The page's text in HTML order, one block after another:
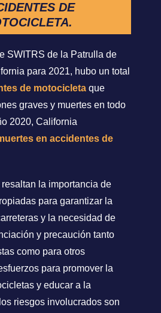
DE
SWITRS de la Patrulla de
para 2021, hubo un total
de motocicleta que
graves y muertes en todo
2020, California
en accidentes de
la importancia de
para garantizar la
y la necesidad de
y precaución tanto
como para otros
para promover la
y educar a la
riesgos involucrados son